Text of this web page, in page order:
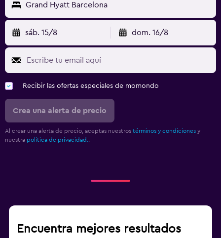
Grand Hyatt Barcelona
sáb. 15/8 dom. 16/8
Recibir las ofertas especiales de momondo
Crea una alerta de precio
Al crear una alerta de precio, aceptas nuestros términos y condiciones y
nuestra política de privacidad.
Encuentra mejores resultados